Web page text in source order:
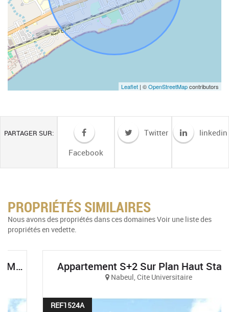
Leaflet | ©OpenStreetMapcontributors
PARTAGER SUR:
Facebook
Twitter linkedin
PROPRIÉTÉS SIMILAIRES
Nous avons des propriétés dans ces domaines Voir une liste des
propriétés en vedette.
Appartement S+2 Sur Plan Haut Standing Et Vue Sur Mer À AFH Mrezga, Cité El Wafa, Nabeul
Nabeul, Cite Universitaire
REF1524A